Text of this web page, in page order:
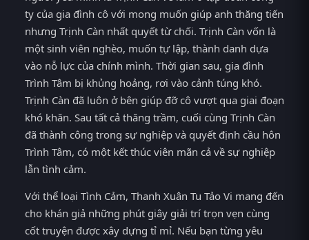
ty của gia đình cô với mong muốn giúp anh thăng tiến
nhưng Trịnh Càn nhất quyết từ chối. Trịnh Càn vốn là
một sinh viên nghèo, muốn tự lập, thành danh dựa
vào nỗ lực của chính mình. Thời gian sau, gia đình
Trình Tâm bị khủng hoảng, rơi vào cảnh túng khó.
Trịnh Càn đã luôn ở bên giúp đỡ cô vượt qua giai đoạn
khó khăn. Sau tất cả thăng trầm, cuối cùng Trịnh Càn
đã thành công trong sự nghiệp và quyết định cầu hôn
Trình Tâm, có một kết thúc viên mãn cả về sự nghiệp
lẫn tình cảm.
Với thể loại Tình Cảm, Thanh Xuân Tu Tảo Vi mang đến
cho khán giả những phút giây giải trí trọn vẹn cùng
cốt truyện được xây dựng tỉ mỉ. Nếu bạn từng yêu